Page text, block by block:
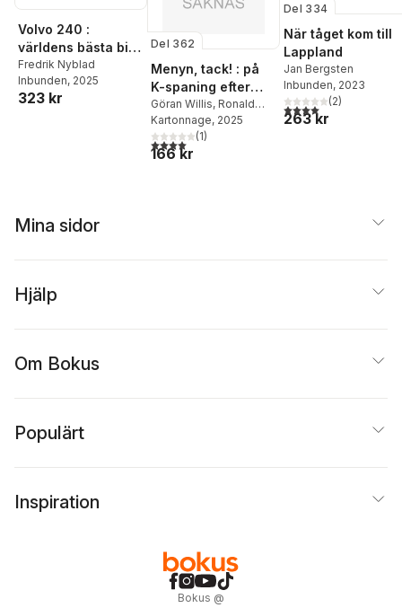
Volvo 240 :
världens bästa bil /
Volvo 240 : the
best car in the
world
Fredrik Nyblad
Inbunden, 2025
323 kr
Del 362
Menyn, tack! : på
K-spaning efter
klassiska
järnvägsrestauran
ger
Göran Willis, Ronald
Åman
Kartonnage, 2025
4,0utav 5 stjärnor. Totalt antal röster:
(1)
166 kr
Del 334
När tåget kom till
Lappland
Jan Bergsten
Inbunden, 2023
4,0utav 5 stjärnor.
(2)
263 kr
Mina sidor
Hjälp
Om Bokus
Populärt
Inspiration
Bokus @